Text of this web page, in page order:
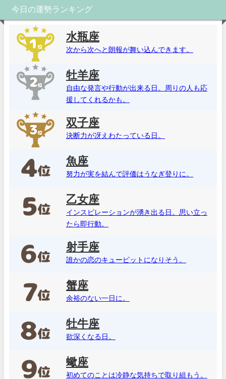
今日の運勢ランキング
水瓶座
次から次へと朗報が舞い込んできます。
牡羊座
自由な発言や行動が出来る日。周りの人も応
援してくれるかも。
双子座
決断力が冴えわたっている日。
魚座
努力が実を結んで評価はうなぎ登りに。
乙女座
インスピレーションが湧き出る日。思い立っ
たら即行動。
射手座
誰かの恋のキューピットになりそう。
蟹座
余裕のない一日に。
牡牛座
欲深くなる日。
蠍座
初めてのことは冷静な気持ちで取り組もう。